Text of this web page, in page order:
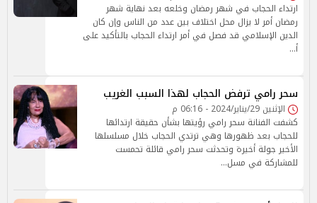
ارتداء الحجاب في شهر رمضان وخلعه بعد نهاية شهر
رمضان أمر لا يزال محل اختلاف بين عدد من الناس وإن كان
الدين الإسلامي قد فصل في أمر ارتداء الحجاب بالتأكيد على
أ…
سحر رامي ترفض الحجاب لهذا السبب الغريب
الإثنين 29/يناير/2024 - 06:16 م
كشفت الفنانة سحر رامي رؤيتها بشأن حقيقة ارتدائها
للحجاب بعد ظهورها وهي ترتدي الحجاب خلال مسلسلها
الأخير جولة أخيرة وتحدثت سحر رامي قائلة تحمست
للمشاركة في مسل…